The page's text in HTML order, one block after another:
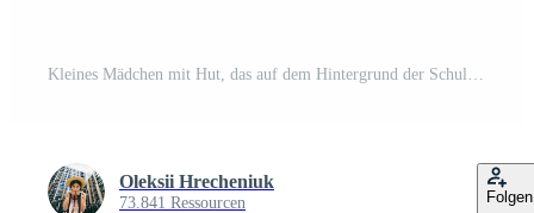
Oleksii Hrecheniuk
73.841 Ressourcen Folgen